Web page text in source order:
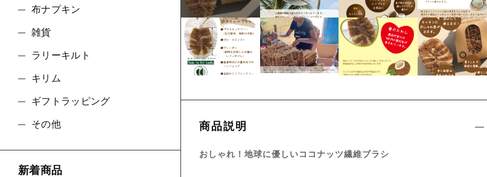
商品説明
おしゃれ！地球に優しいココナッツ繊維ブラシ
布ナプキン
雑貨
ラリーキルト
キリム
ギフトラッピング
その他
新着商品